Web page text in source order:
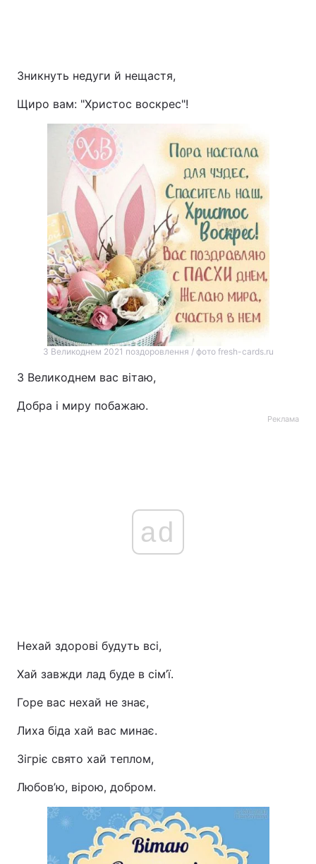
Зникнуть недуги й нещастя,
Щиро вам: "Христос воскрес"!
З Великоднем 2021 поздоровлення / фото fresh-cards.ru
З Великоднем вас вітаю,
Добра і миру побажаю.
Реклама
ad
Нехай здорові будуть всі,
Хай завжди лад буде в сім’ї.
Горе вас нехай не знає,
Лиха біда хай вас минає.
Зігріє свято хай теплом,
Любов’ю, вірою, добром.